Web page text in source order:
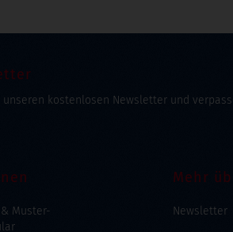
unseren kostenlosen Newsletter und
Muster-
Mehr
Newsletter